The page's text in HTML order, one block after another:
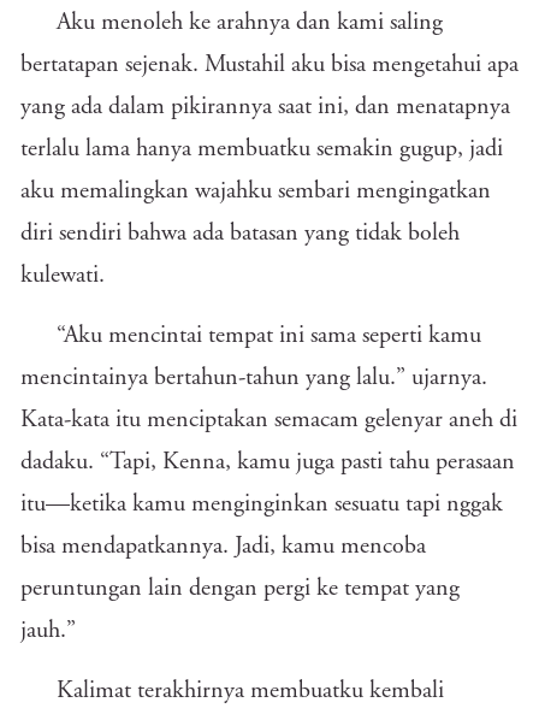
Aku menoleh ke arahnya dan kami saling
bertatapan sejenak. Mustahil aku bisa mengetahui apa
yang ada dalam pikirannya saat ini, dan menatapnya
terlalu lama hanya membuatku semakin gugup, jadi
aku memalingkan wajahku sembari mengingatkan
diri sendiri bahwa ada batasan yang tidak boleh
kulewati.
“Aku mencintai tempat ini sama seperti kamu
mencintainya bertahun-tahun yang lalu.” ujarnya.
Kata-kata itu menciptakan semacam gelenyar aneh di
dadaku. “Tapi, Kenna, kamu juga pasti tahu perasaan
itu—ketika kamu menginginkan sesuatu tapi nggak
bisa mendapatkannya. Jadi, kamu mencoba
peruntungan lain dengan pergi ke tempat yang
jauh.”
Kalimat terakhirnya membuatku kembali